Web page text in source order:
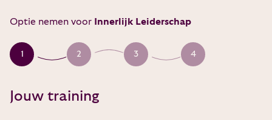
Optie nemen voor Innerlijk Leiderschap
1 2 3 4
Jouw training